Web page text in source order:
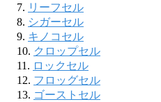
リーフセル
シガーセル
キノコセル
クロップセル
ロックセル
フロッグセル
ゴーストセル